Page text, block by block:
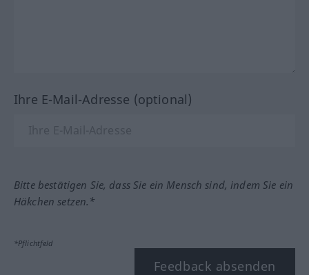
Ihre E-Mail-Adresse (optional)
Bitte bestätigen Sie, dass Sie ein Mensch sind, indem Sie ein
Häkchen setzen.*
*Pflichtfeld
Feedback absenden